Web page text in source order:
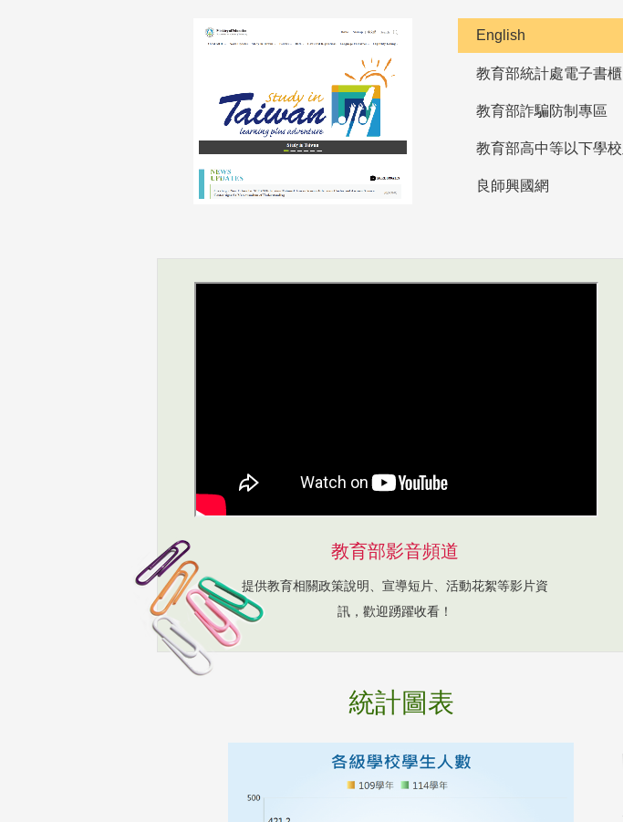
English
教育部統計處電子書櫃
教育部詐騙防制專區
良師興國網
教育部影音頻道
提供教育相關政策說明、宣導短片、活動花絮等影片資
訊，歡迎踴躍收看！
統計圖表